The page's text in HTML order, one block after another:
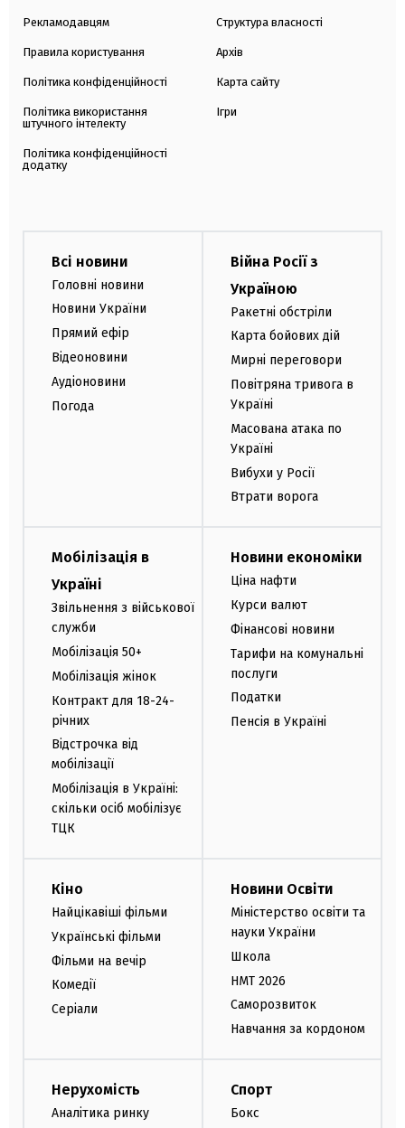
Рекламодавцям
Правила користування
Політика конфіденційності
Політика використання
штучного інтелекту
Політика конфіденційності
додатку
Структура власності
Архів
Карта сайту
Ігри
Всі новини
Головні новини
Новини України
Прямий ефір
Відеоновини
Аудіоновини
Погода
Війна Росії з
Україною
Ракетні обстріли
Карта бойових дій
Мирні переговори
Повітряна тривога в
Україні
Масована атака по
Україні
Вибухи у Росії
Втрати ворога
Мобілізація в
Україні
Звільнення з військової
служби
Мобілізація 50+
Мобілізація жінок
Контракт для 18-24-
річних
Відстрочка від
мобілізації
Мобілізація в Україні:
скільки осіб мобілізує
ТЦК
Новини економіки
Ціна нафти
Курси валют
Фінансові новини
Тарифи на комунальні
послуги
Податки
Пенсія в Україні
Кіно
Найцікавіші фільми
Українські фільми
Фільми на вечір
Комедії
Серіали
Новини Освіти
Міністерство освіти та
науки України
Школа
НМТ 2026
Саморозвиток
Навчання за кордоном
Нерухомість
Аналітика ринку
Спорт
Бокс